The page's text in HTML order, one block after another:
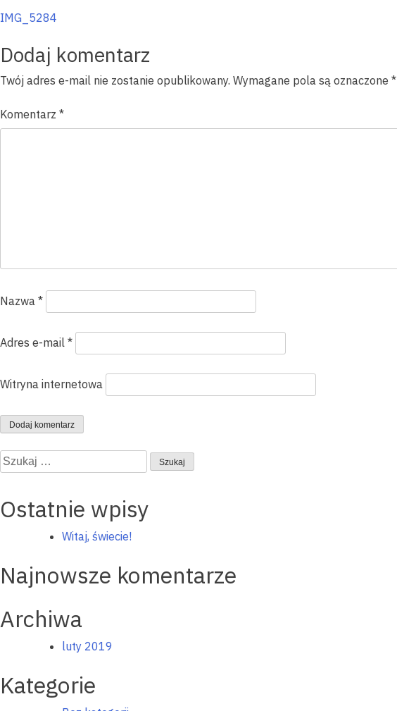
Nawigacja
wpisu
IMG_5284
Dodaj komentarz
Twój adres e-mail nie zostanie opublikowany. Wymagane pola są oznaczone *
Komentarz *
Nazwa *
Adres e-mail *
Witryna internetowa
Szukaj:
Ostatnie wpisy
Witaj, świecie!
Najnowsze komentarze
Archiwa
luty 2019
Kategorie